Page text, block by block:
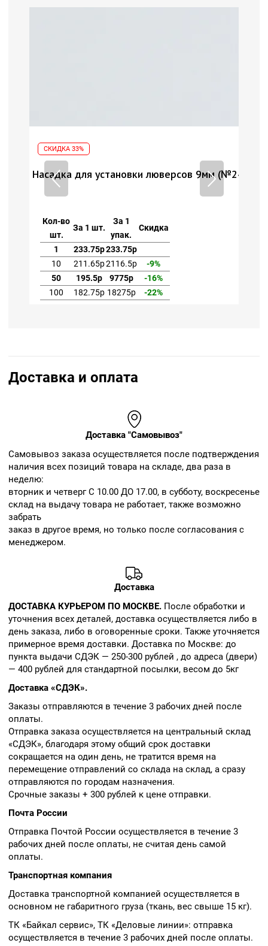
СКИДКА 33%
Насадка для установки люверсов 9мм (№24)
Кол-во
шт.
За 1 шт.
За 1
упак.
Скидка
1 233.75р233.75р
10
211.65р2116.5р
-9%
50
195.5р 9775р
-16%
100
182.75р 18275р -22%
Доставка и оплата
Доставка "Самовывоз"
Cамовывоз заказа осуществляется после подтверждения
наличия всех позиций товара на складе, два раза в
неделю:
вторник и четверг С 10.00 ДО 17.00, в субботу, воскресенье
склад на выдачу товара не работает, также возможно
забрать
заказ в другое время, но только после согласования с
менеджером.
Доставка
ДОСТАВКА КУРЬЕРОМ ПО МОСКВЕ. После обработки и
уточнения всех деталей, доставка осуществляется либо в
день заказа, либо в оговоренные сроки. Также уточняется
примерное время доставки. Доставка по Москве: до
пункта выдачи СДЭК — 250-300 рублей , до адреса (двери)
— 400 рублей для стандартной посылки, весом до 5кг
Доставка «СДЭК».
Заказы отправляются в течение 3 рабочих дней после
оплаты.
Отправка заказа осуществляется на центральный склад
«СДЭК», благодаря этому общий срок доставки
сокращается на один день, не тратится время на
перемещение отправлений со склада на склад, а сразу
отправляются по городам назначения.
Срочные заказы + 300 рублей к цене отправки.
Почта России
Отправка Почтой России осуществляется в течение 3
рабочих дней после оплаты, не считая день самой
оплаты.
Транспортная компания
Доставка транспортной компанией осуществляется в
основном не габаритного груза (ткань, вес свыше 15 кг).
ТК «Байкал сервис», ТК «Деловые линии»: отправка
осуществляется в течение 3 рабочих дней после оплаты.